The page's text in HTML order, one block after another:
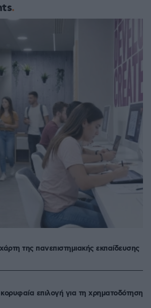
της πανεπιστημιακής εκπαίδευσης
επιλογή για τη χρηματοδότηση